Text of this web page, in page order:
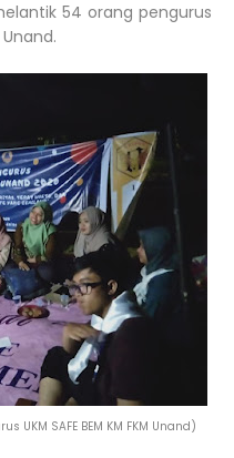
54 orang pengurus
Unand.
UKM SAFE BEM KM FKM Unand)